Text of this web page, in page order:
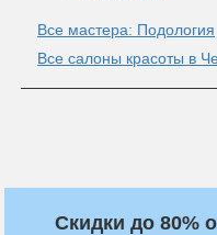
Все мастера: Подология
Все салоны красоты в
Скидки до 80%